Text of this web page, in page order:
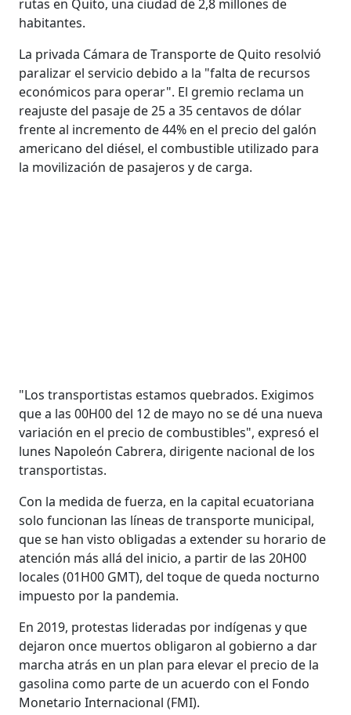
rutas en Quito, una ciudad de 2,8 millones de
habitantes.
La privada Cámara de Transporte de Quito resolvió
paralizar el servicio debido a la "falta de recursos
económicos para operar". El gremio reclama un
reajuste del pasaje de 25 a 35 centavos de dólar
frente al incremento de 44% en el precio del galón
americano del diésel, el combustible utilizado para
la movilización de pasajeros y de carga.
"Los transportistas estamos quebrados. Exigimos
que a las 00H00 del 12 de mayo no se dé una nueva
variación en el precio de combustibles", expresó el
lunes Napoleón Cabrera, dirigente nacional de los
transportistas.
Con la medida de fuerza, en la capital ecuatoriana
solo funcionan las líneas de transporte municipal,
que se han visto obligadas a extender su horario de
atención más allá del inicio, a partir de las 20H00
locales (01H00 GMT), del toque de queda nocturno
impuesto por la pandemia.
En 2019, protestas lideradas por indígenas y que
dejaron once muertos obligaron al gobierno a dar
marcha atrás en un plan para elevar el precio de la
gasolina como parte de un acuerdo con el Fondo
Monetario Internacional (FMI).